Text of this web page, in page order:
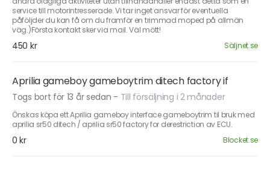
service till motorintresserade. Vi tar inget ansvar för eventuella
påföljder du kan få om du framför en trimmad moped på allmän
väg.)Första kontakt sker via mail. Väl mött!
450 kr Säljnet.se
Aprilia gameboy gameboytrim ditech factory if
Togs bort för 13 år sedan - Till försäljning i 2 månader
Önskas köpa ett Aprilia gameboy interface gameboytrim til bruk med
aprilia sr50 ditech / aprilia sr50 factory for derestriction av ECU.
0 kr Blocket.se